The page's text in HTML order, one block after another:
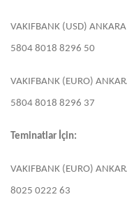
VAKIFBANK (USD)
5804 8018 8296 50
VAKIFBANK (EURO)
5804 8018 8296 37
Teminatlar İçin:
VAKIFBANK (EURO)
8025 0222 63